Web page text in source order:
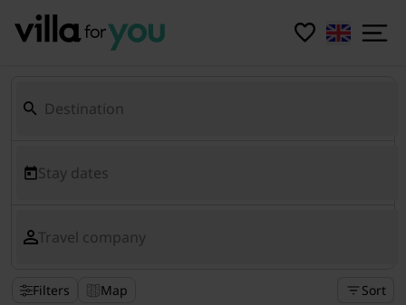
Stay dates
Travel company
Filters Map Sort